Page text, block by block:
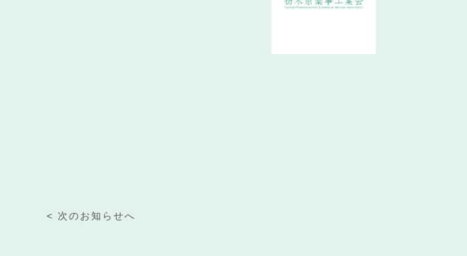
< 次のお知らせへ